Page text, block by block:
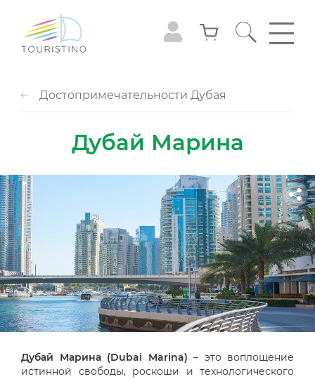
Достопримечательности Дубая
Дубай Марина
Дубай Марина (Dubai Marina) – это воплощение
истинной свободы, роскоши и технологического